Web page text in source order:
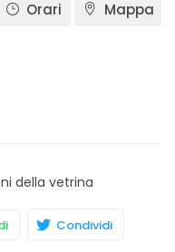
Orari Mappa
della vetrina
Condividi